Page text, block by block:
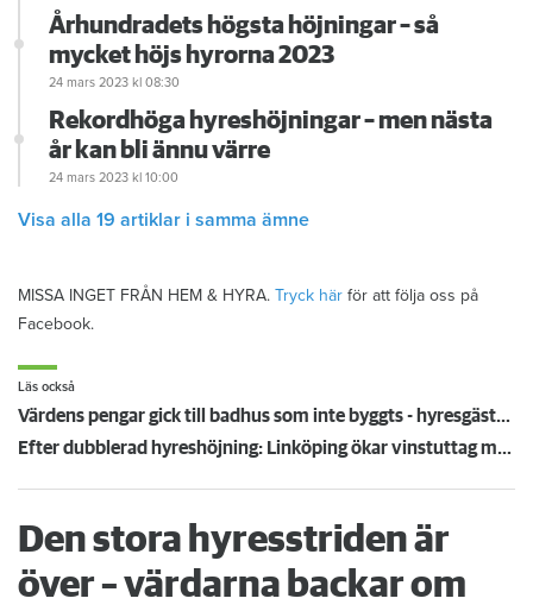
Århundradets högsta höjningar – så
mycket höjs hyrorna 2023
24 mars 2023 kl 08:30
Rekordhöga hyreshöjningar – men nästa
år kan bli ännu värre
24 mars 2023 kl 10:00
Visa alla 19 artiklar i samma ämne
MISSA INGET FRÅN HEM & HYRA. Tryck här för att följa oss på
Facebook.
Läs också
Värdens pengar gick till badhus som inte byggts - hyresgästerna fick landets högsta höjning
Efter dubblerad hyreshöjning: Linköping ökar vinstuttag med 64 procent – Örebro slopar dem
Den stora hyresstriden är
över – värdarna backar om